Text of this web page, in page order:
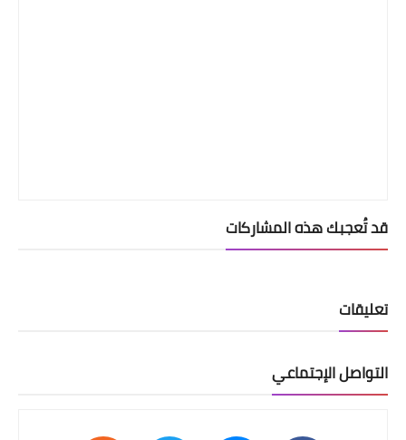
قد تُعجبك هذه المشاركات
تعليقات
التواصل الإجتماعي